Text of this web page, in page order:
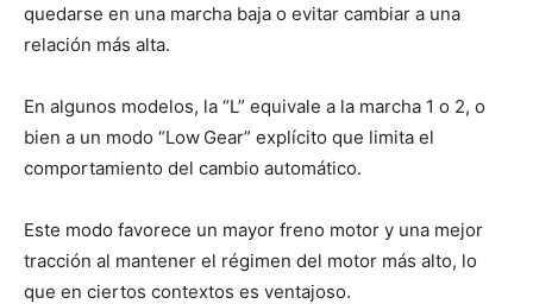
quedarse en una marcha baja o evitar cambiar a una
relación más alta.
En algunos modelos, la “L” equivale a la marcha 1 o 2, o
bien a un modo “Low Gear” explícito que limita el
comportamiento del cambio automático.
Este modo favorece un mayor freno motor y una mejor
tracción al mantener el régimen del motor más alto, lo
que en ciertos contextos es ventajoso.